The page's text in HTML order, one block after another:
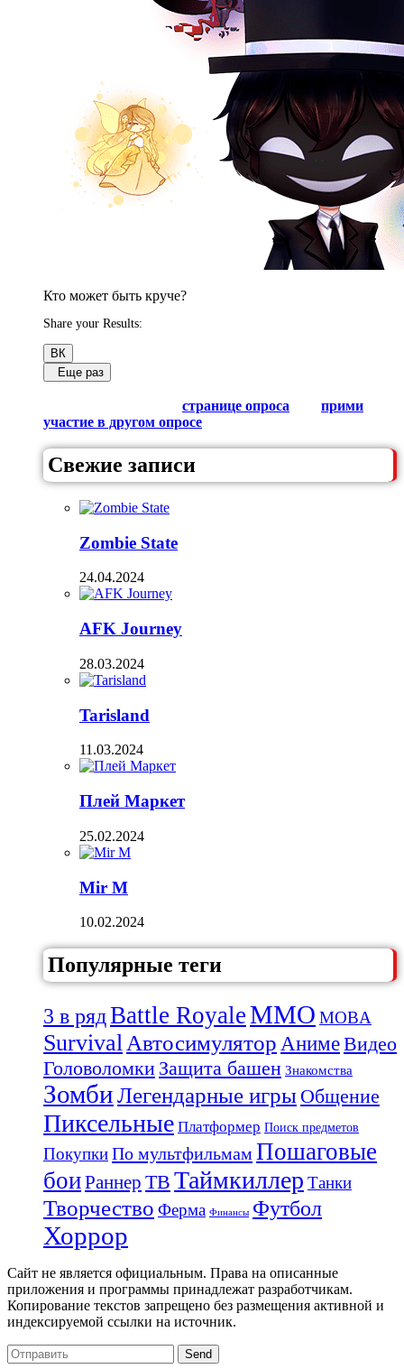
Кто может быть круче?
Share your Results:
ВК
Еще раз
странице опроса
прими
участие в другом опросе
Свежие записи
Zombie State
24.04.2024
AFK Journey
28.03.2024
Tarisland
11.03.2024
Плей Маркет
25.02.2024
Mir M
10.02.2024
Популярные теги
3 в рядBattle RoyaleMMO MOBA
Survival Автосимулятор АнимеВидео
Головоломки Защита башен Знакомства
ЗомбиЛегендарные игры Общение
Пиксельные Платформер Поиск предметов
ПокупкиПо мультфильмам Пошаговые
боиРаннер ТВ Таймкиллер Танки
Творчество Ферма Финансы Футбол
Хоррор
Сайт не является официальным. Права на описанные
приложения и программы принадлежат разработчикам.
Копирование текстов запрещено без размещения активной и
индексируемой ссылки на источник.
Send